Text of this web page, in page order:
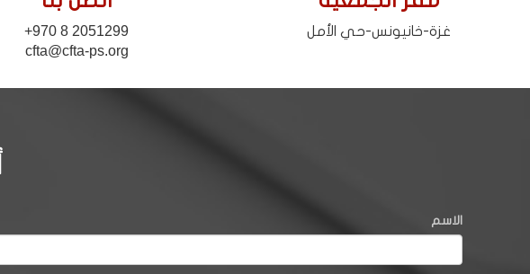
غزة-خانيونس-حي الأمل
+970 8 2051299
cfta@cfta-ps.org
الاسم